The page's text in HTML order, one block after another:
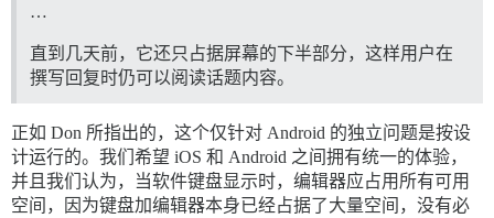
…
直到几天前，它还只占据屏幕的下半部分，这样用户在
撰写回复时仍可以阅读话题内容。
正如 Don 所指出的，这个仅针对 Android 的独立问题是按设
计运行的。我们希望 iOS 和 Android 之间拥有统一的体验，
并且我们认为，当软件键盘显示时，编辑器应占用所有可用
空间，因为键盘加编辑器本身已经占据了大量空间，没有必